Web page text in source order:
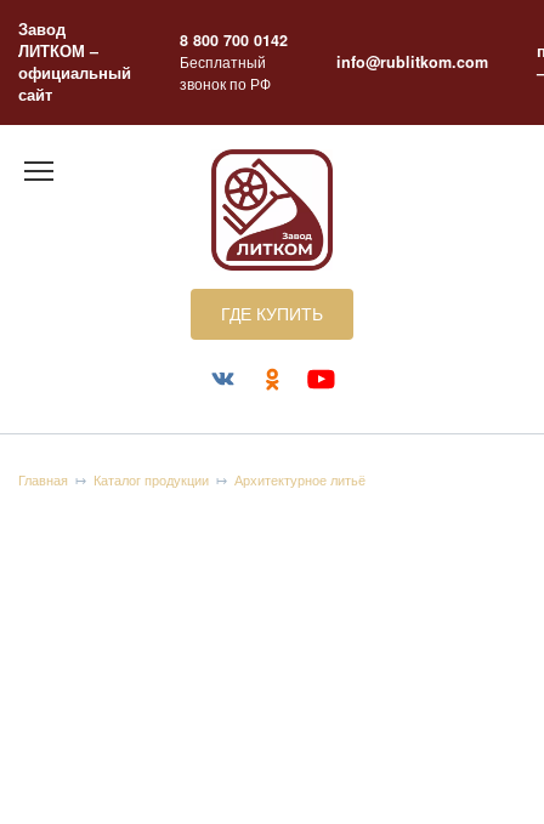
содержанию
Завод
ЛИТКОМ –
официальный
сайт
8 800 700 0142
Бесплатный
звонок по РФ
info@rublitkom.com
ГДЕ КУПИТЬ
Главная Каталог продукции Архитектурное литьё